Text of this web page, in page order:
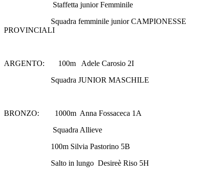
Staffetta junior Femminile
Squadra femminile junior CAMPIONESSE
PROVINCIALI
ARGENTO: 100m
Adele Carosio 2I
Squadra JUNIOR MASCHILE
BRONZO: 1000m Anna Fossaceca 1A
Squadra Allieve
100m Silvia Pastorino 5B
Salto in lungo Desireè Riso 5H